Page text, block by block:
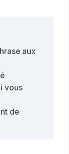
aux
vous
de